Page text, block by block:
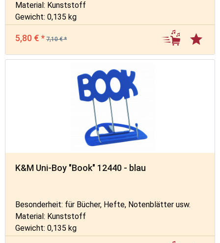
Material: Kunststoff
Gewicht: 0,135 kg
5,80 € * 7,10 € *
K&M Uni-Boy "Book" 12440 - blau
Besonderheit: für Bücher, Hefte, Notenblätter usw.
Material: Kunststoff
Gewicht: 0,135 kg